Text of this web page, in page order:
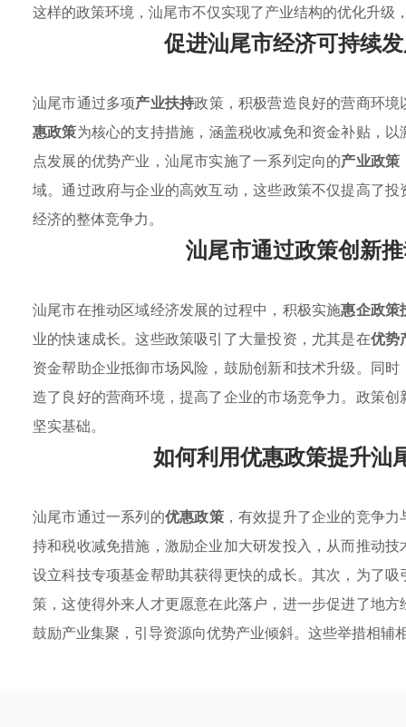
这样的政策环境，汕尾市不仅实现了产业结构的优化升级
促进汕尾市经济可持续
汕尾市通过多项产业扶持政策，积极营造良好的营商环
惠政策为核心的支持措施，涵盖税收减免和资金补贴，
点发展的优势产业，汕尾市实施了一系列定向的产业政策
域。通过政府与企业的高效互动，这些政策不仅提高了
经济的整体竞争力。
汕尾市通过政策创新
汕尾市在推动区域经济发展的过程中，积极实施惠企政策
业的快速成长。这些政策吸引了大量投资，尤其是在优势
资金帮助企业抵御市场风险，鼓励创新和技术升级。同
造了良好的营商环境，提高了企业的市场竞争力。政策
坚实基础。
如何利用优惠政策提升汕
汕尾市通过一系列的优惠政策，有效提升了企业的竞争
持和税收减免措施，激励企业加大研发投入，从而推动
设立科技专项基金帮助其获得更快的成长。其次，为了
策，这使得外来人才更愿意在此落户，进一步促进了地
鼓励产业集聚，引导资源向优势产业倾斜。这些举措相辅